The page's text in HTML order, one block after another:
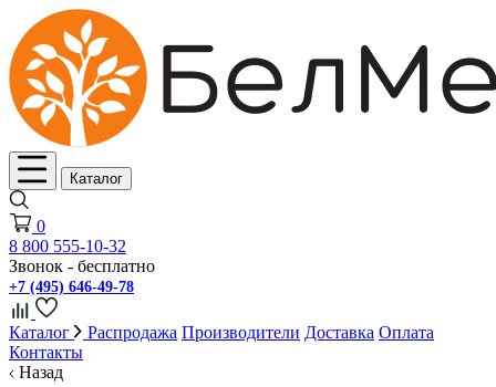
Каталог
0
8 800 555-10-32
Звонок - бесплатно
+7 (495) 646-49-78
Каталог Распродажа Производители Доставка Оплата
Контакты
Назад